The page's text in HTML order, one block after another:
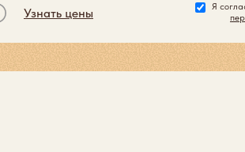
Узнать цены Я